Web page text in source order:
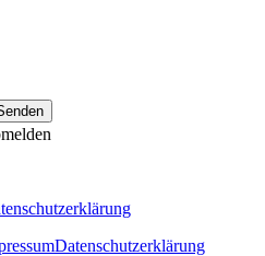
Datenschutzerklärung